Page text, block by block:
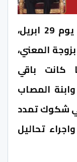
من 15 تحليلة تلك، التي ارسلت يوم 29 ابريل،
المعني،
كانت باقي
المصاب
شكوك تمدد
تحاليل